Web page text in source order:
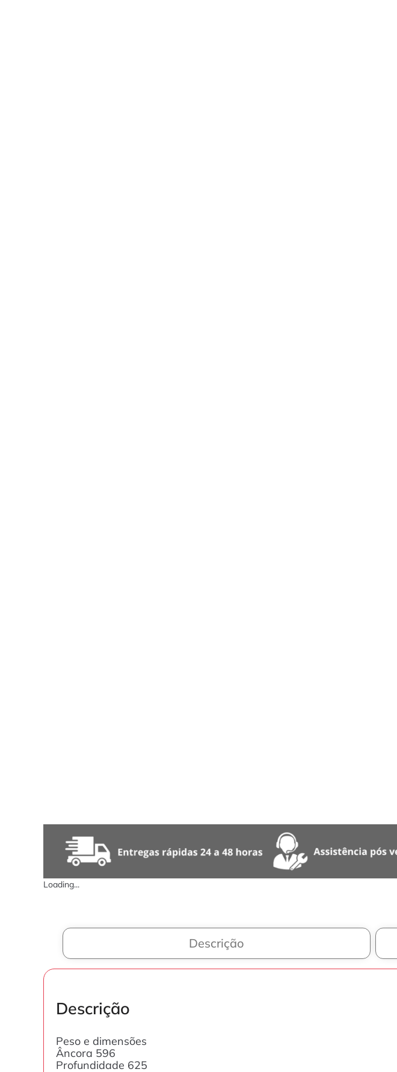
Loading...
Descrição
Descrição
Peso e dimensões
Âncora 596
Profundidade 625